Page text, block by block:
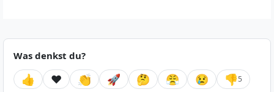
Was denkst du?
👍 ❤️ 👏 🚀 🤔 😤 😢 👎5